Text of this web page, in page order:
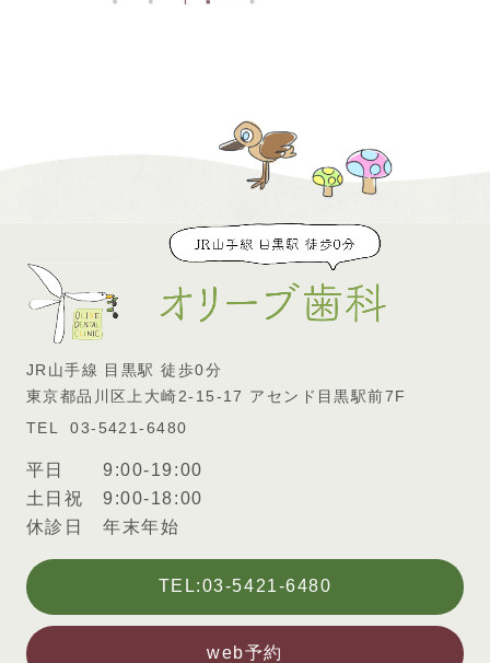
JR山手線 目黒駅 徒歩0分
東京都品川区上大崎2-15-17 アセンド目黒駅前7F
03-5421-6480
平日 9:00-19:00
土日祝 9:00-18:00
休診日 年末年始
TEL:03-5421-6480
web予約